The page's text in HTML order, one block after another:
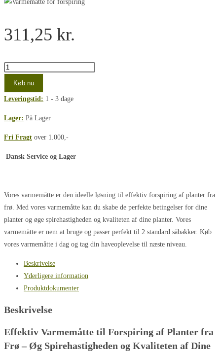
311,25 kr.
Heat
Mat,
varmemåtte
50x50cm,
45Watt
Køb nu
Leveringstid: 1 - 3 dage
Lager: På Lager
Fri Fragt over 1.000,-
Dansk Service og Lager
Vores varmemåtte er den ideelle løsning til effektiv forspiring af planter fra
frø. Med vores varmemåtte kan du skabe de perfekte betingelser for dine
planter og øge spirehastigheden og kvaliteten af dine planter. Vores
varmemåtte er nem at bruge og passer perfekt til 2 standard såbakker. Køb
vores varmemåtte i dag og tag din haveoplevelse til næste niveau.
Beskrivelse
Yderligere information
Produktdokumenter
Beskrivelse
Effektiv Varmemåtte til Forspiring af Planter fra
Frø – Øg Spirehastigheden og Kvaliteten af Dine